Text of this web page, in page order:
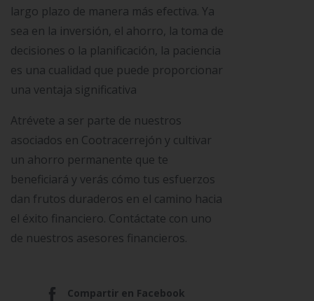
largo plazo de manera más efectiva. Ya
sea en la inversión, el ahorro, la toma de
decisiones o la planificación, la paciencia
es una cualidad que puede proporcionar
una ventaja significativa
Atrévete a ser parte de nuestros
asociados en Cootracerrejón y cultivar
un ahorro permanente que te
beneficiará y verás cómo tus esfuerzos
dan frutos duraderos en el camino hacia
el éxito financiero. Contáctate con uno
de nuestros asesores financieros.
Compartir en Facebook